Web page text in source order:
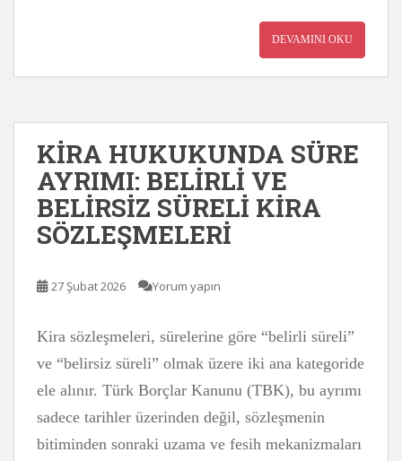
DEVAMINI OKU
KİRA HUKUKUNDA SÜRE
AYRIMI: BELİRLİ VE
BELİRSİZ SÜRELİ KİRA
SÖZLEŞMELERİ
27 Şubat 2026 Yorum yapın
Kira sözleşmeleri, sürelerine göre “belirli süreli”
ve “belirsiz süreli” olmak üzere iki ana kategoride
ele alınır. Türk Borçlar Kanunu (TBK), bu ayrımı
sadece tarihler üzerinden değil, sözleşmenin
bitiminden sonraki uzama ve fesih mekanizmaları